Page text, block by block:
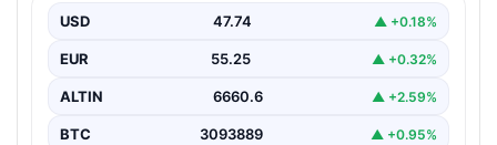
USD 47.74 ▲ +0.18%
EUR 55.25 ▲ +0.32%
ALTIN 6660.6 ▲ +2.59%
BTC 3093889 ▲ +0.95%